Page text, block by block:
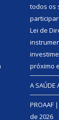
todos os
Lei de
próximo
A SAÚDE
PROAAF
de 2026